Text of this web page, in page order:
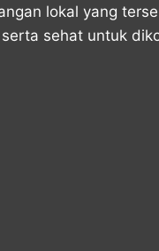
lokal yang
sehat untuk